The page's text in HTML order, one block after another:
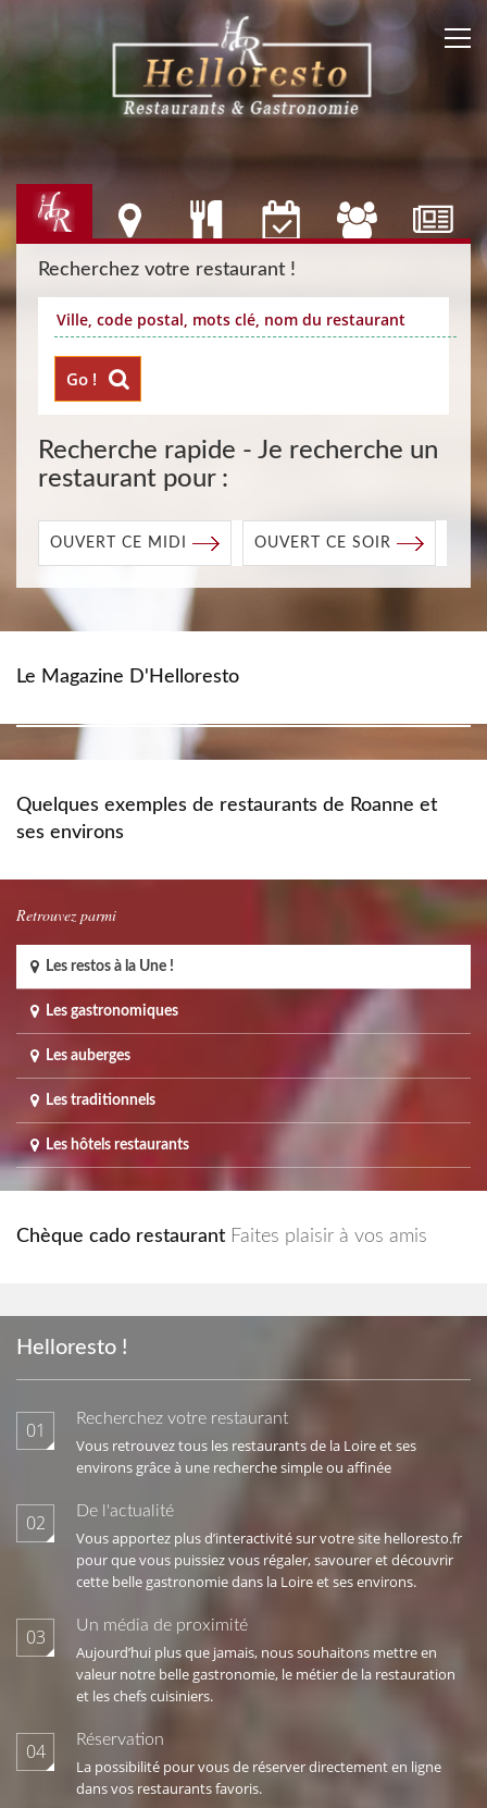
Recherchez votre restaurant !
Go !
Recherche rapide - Je recherche un
restaurant pour :
OUVERT CE MIDI OUVERT CE SOIR
Le Magazine D'Helloresto
Quelques exemples de restaurants de Roanne et
ses environs
Retrouvez parmi
Les restos à la Une !
Les gastronomiques
Les auberges
Les traditionnels
Les hôtels restaurants
Chèque cado restaurant Faites plaisir à vos amis
Helloresto !
01 Recherchez votre restaurant
Vous retrouvez tous les restaurants de la Loire et ses
environs grâce à une recherche simple ou affinée
02 De l'actualité
Vous apportez plus d’interactivité sur votre site helloresto.fr
pour que vous puissiez vous régaler, savourer et découvrir
cette belle gastronomie dans la Loire et ses environs.
03 Un média de proximité
Aujourd’hui plus que jamais, nous souhaitons mettre en
valeur notre belle gastronomie, le métier de la restauration
et les chefs cuisiniers.
04 Réservation
La possibilité pour vous de réserver directement en ligne
dans vos restaurants favoris.